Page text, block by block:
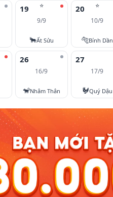
⭐
19
9/9
🐂Ất Sửu
⭐
20
10/9
🐅Bính Dần
26
16/9
🐒Nhâm Thân
27
17/9
🐓Quý Dậu